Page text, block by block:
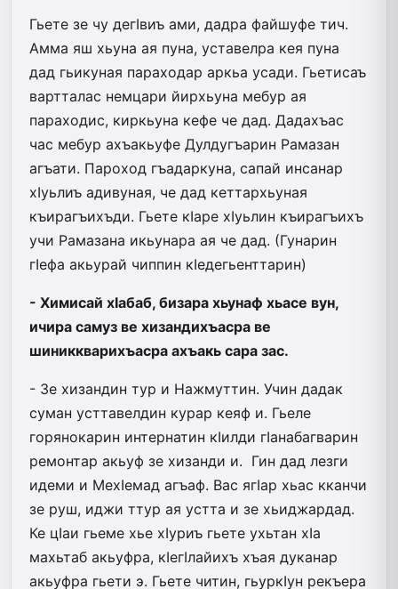
Гьете зе чу дегIвиъ ами, дадра файшуфе тич.
Амма яш хьуна ая пуна, уставелра кея пуна
дад гьикуная параходар аркьа усади. Гьетисаъ
вартталас немцари йирхьуна мебур ая
параходис, киркьуна кефе че дад. Дадахъас
час мебур ахъакьуфе Дулдугъарин Рамазан
агъати. Пароход гъадаркуна, сапай инсанар
хIуьлиъ адивуная, че дад кеттархьуная
къирагъихъди. Гьете кIаре хIуьлин къирагъихъ
учи Рамазана икьунара ая че дад. (Гунарин
гIефа акьурай чиппин кIедегьенттарин)
- Химисай хIабаб, бизара хьунаф хьасе вун,
ичира самуз ве хизандихъасра ве
шиниккварихъасра ахъакь сара зас.
- Зе хизандин тур и Нажмуттин. Учин дадак
суман усттавелдин курар кеяф и. Гьеле
горянокарин интернатин кIилди гIанабагварин
ремонтар акьуф зе хизанди и. Гин дад лезги
идеми и МехIемад агъаф. Вас ягIар хьас кканчи
зе руш, иджи ттур ая устта и зе хьиджардад.
Ке цIаи гьеме хье хIуриъ гьете ухьтан хIа
махьтаб акьуфра, кIегIлайихъ хъая дуканар
акьуфра гьети э. Гьете читин, гьуркIун рекъера